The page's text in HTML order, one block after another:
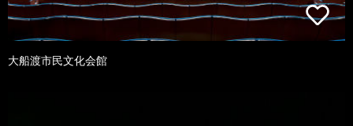
大船渡市民文化会館